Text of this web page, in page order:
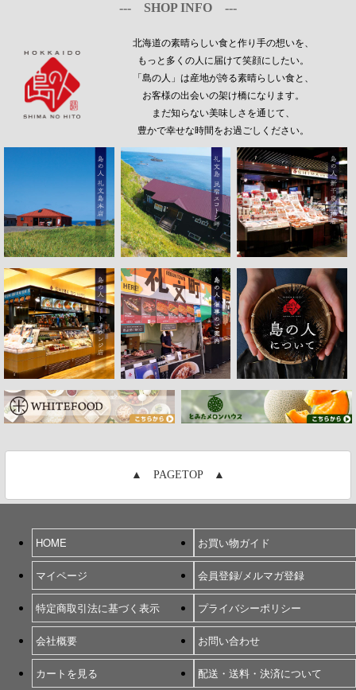
--- SHOP INFO ---
北海道の素晴らしい食と作り手の想いを、
もっと多くの人に届けて笑顔にしたい。
「島の人」は産地が誇る素晴らしい食と、
お客様の出会いの架け橋になります。
まだ知らない美味しさを通じて、
豊かで幸せな時間をお過ごしください。
▲ PAGETOP ▲
HOME お買い物ガイド
マイページ 会員登録/メルマガ登録
特定商取引法に基づく表示 プライバシーポリシー
会社概要 お問い合わせ
カートを見る 配送・送料・決済について